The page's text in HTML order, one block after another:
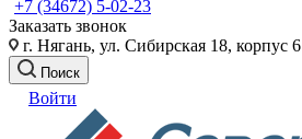
+7 (34672) 5-02-23
Заказать звонок
г. Нягань, ул. Сибирская 18, корпус 6
Поиск
Войти